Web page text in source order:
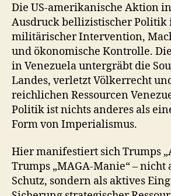
Die US-amerikanische Aktion
Ausdruck bellizistischer Politik
militärischer Intervention,
und ökonomische Kontrolle.
in Venezuela untergräbt die
Landes, verletzt Völkerrecht
reichlichen Ressourcen
Politik ist nichts anderes als
Form von Imperialismus.
Hier manifestiert sich Trumps
Trumps „MAGA-Manie“ – nicht
Schutz, sondern als aktives